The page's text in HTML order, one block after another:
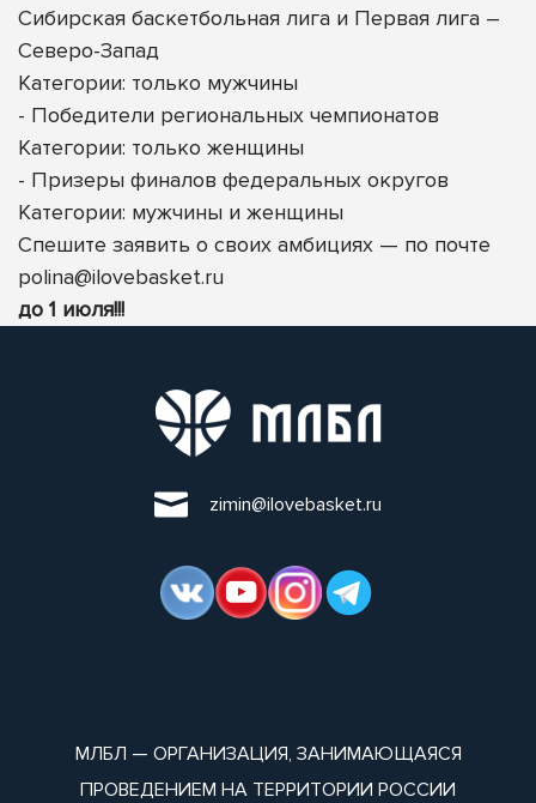
Сибирская баскетбольная лига и Первая лига –
Северо-Запад
Категории: только мужчины
- Победители региональных чемпионатов
Категории: только женщины
- Призеры финалов федеральных округов
Категории: мужчины и женщины
Спешите заявить о своих амбициях — по почте
polina@ilovebasket.ru
до 1 июля!!!
zimin@ilovebasket.ru
МЛБЛ — ОРГАНИЗАЦИЯ, ЗАНИМАЮЩАЯСЯ
ПРОВЕДЕНИЕМ НА ТЕРРИТОРИИ РОССИИ